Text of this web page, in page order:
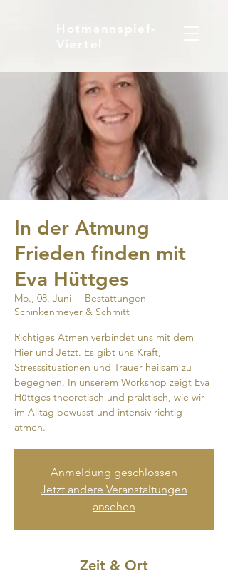
Hotmannspief-
In der Atmung
Frieden finden mit
Eva Hüttges
Mo., 08. Juni
  |
Bestattungen
Schinkenmeyer & Schmitt
Richtiges Atmen verbindet uns mit dem
Hier und Jetzt. Es gibt uns Kraft,
Stresssituationen und Trauer heilsam zu
begegnen. In unserem Workshop zeigt Eva
Hüttges theoretisch und praktisch, wie wir
im Alltag bewusst und intensiv richtig
atmen.
Anmeldung geschlossen
Jetzt andere Veranstaltungen
ansehen
Zeit & Ort